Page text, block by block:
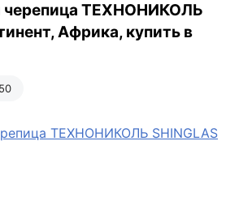
черепица ТЕХНОНИКОЛЬ
Африка, купить в